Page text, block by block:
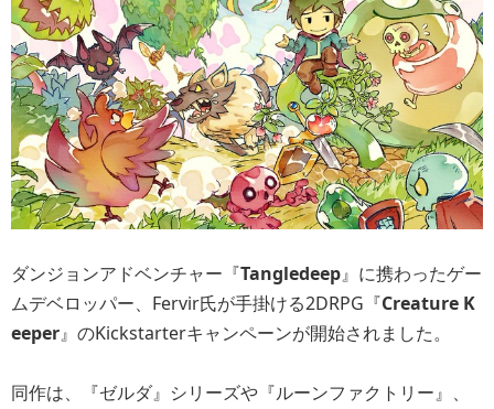
ダンジョンアドベンチャー『Tangledeep』に携わったゲー
ムデベロッパー、Fervir氏が手掛ける2DRPG『Creature K
eeper』のKickstarterキャンペーンが開始されました。
同作は、『ゼルダ』シリーズや『ルーンファクトリー』、